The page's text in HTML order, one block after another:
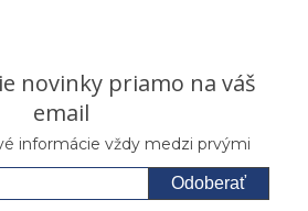
novinky priamo na váš
email
informácie vždy medzi prvými
Odoberať